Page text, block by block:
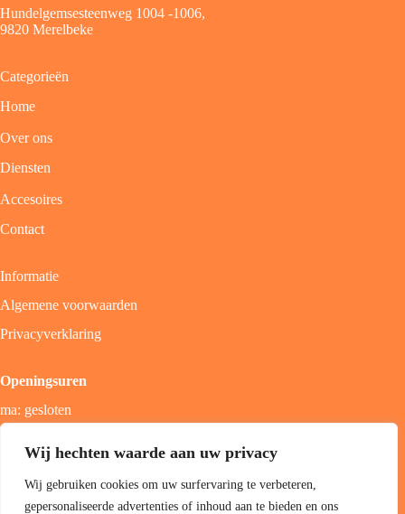
Wij hechten waarde aan uw privacy
Wij gebruiken cookies om uw surfervaring te verbeteren,
gepersonaliseerde advertenties of inhoud aan te bieden en ons
Hundelgemsesteenweg 1004 -1006,
9820 Merelbeke
Categorieën
Home
Over ons
Diensten
Accesoires
Contact
Informatie
Algemene voorwaarden
Privacyverklaring
Openingsuren
ma: gesloten
zon; gesloten